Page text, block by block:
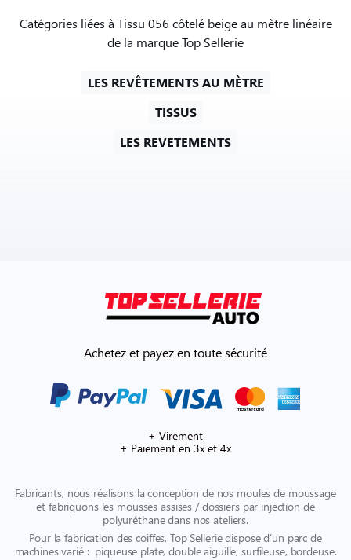
Catégories liées à Tissu 056 côtelé beige au mètre linéaire
de la marque Top Sellerie
LES REVÊTEMENTS AU MÈTRE
TISSUS
LES REVETEMENTS
Achetez et payez en toute sécurité
+ Virement
+ Paiement en 3x et 4x
Fabricants, nous réalisons la conception de nos moules de moussage
et fabriquons les mousses assises / dossiers par injection de
polyuréthane dans nos ateliers.
Pour la fabrication des coiffes, Top Sellerie dispose d’un parc de
machines varié : piqueuse plate, double aiguille, surfileuse, bordeuse.